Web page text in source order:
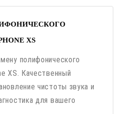
XS
полифонического
XS. Качественный
чистоты звука и
для вашего